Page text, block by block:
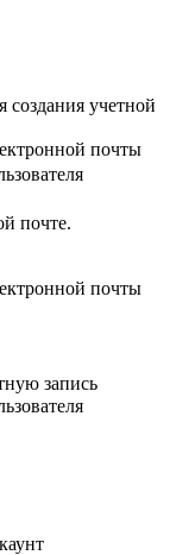
создания учетной
почты
почте.
почты
запись